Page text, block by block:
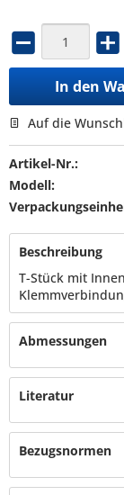
In den
Auf die
Artikel-Nr.:
Modell:
Beschreibung
T-Stück mit
Abmessungen
Literatur
Bezugsnormen